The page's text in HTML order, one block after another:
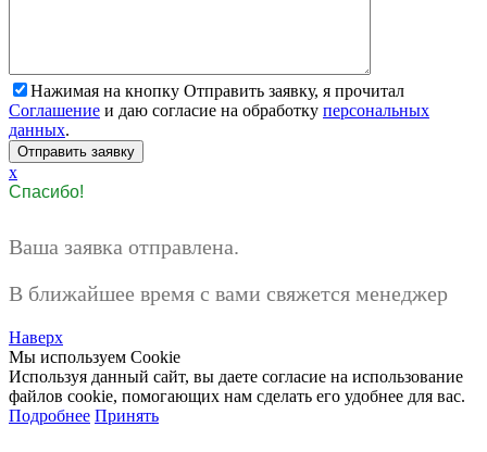
Нажимая на кнопку Отправить заявку, я прочитал
Соглашение и даю согласие на обработку персональных
данных.
x
Спасибо!
Ваша заявка отправлена.
В ближайшее время с вами свяжется менеджер
Наверх
Мы используем Cookie
Используя данный сайт, вы даете согласие на использование
файлов cookie, помогающих нам сделать его удобнее для вас.
Подробнее Принять